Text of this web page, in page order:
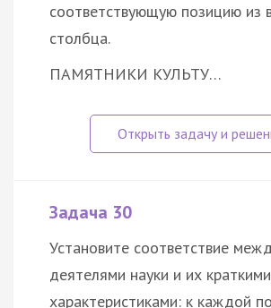
соответствующую позицию из
столбца.
ПАМЯТНИКИ КУЛЬТУ…
Задача 30
Установите соответствие
деятелями науки и их краткими
характеристиками: к каждой